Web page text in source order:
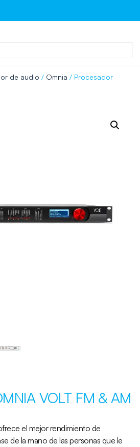
de audio / Omnia / Procesador
VOLT FM & AM
el mejor rendimiento de
de la mano de las personas que le